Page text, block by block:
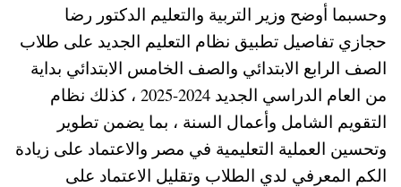
وحسبما أوضح وزير التربية والتعليم الدكتور رضا
حجازي تفاصيل تطبيق نظام التعليم الجديد على طلاب
الصف الرابع الابتدائي والصف الخامس الابتدائي بداية
من العام الدراسي الجديد 2024-2025 ، كذلك نظام
التقويم الشامل وأعمال السنة ، بما يضمن تطوير
وتحسين العملية التعليمية في مصر والاعتماد على زيادة
الكم المعرفي لدي الطلاب وتقليل الاعتماد على